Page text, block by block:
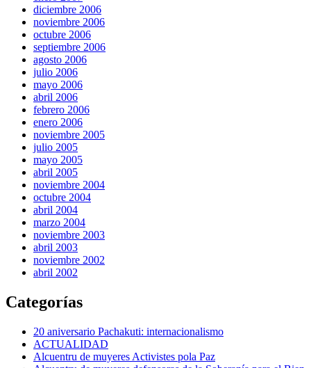
diciembre 2006
noviembre 2006
octubre 2006
septiembre 2006
agosto 2006
julio 2006
mayo 2006
abril 2006
febrero 2006
enero 2006
noviembre 2005
julio 2005
mayo 2005
abril 2005
noviembre 2004
octubre 2004
abril 2004
marzo 2004
noviembre 2003
abril 2003
noviembre 2002
abril 2002
Categorías
20 aniversario Pachakuti: internacionalismo
ACTUALIDAD
Alcuentru de muyeres Activistes pola Paz